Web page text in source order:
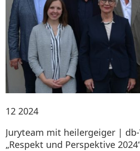
12 2024
Juryteam mit heilergeiger |
„Respekt und Perspektive